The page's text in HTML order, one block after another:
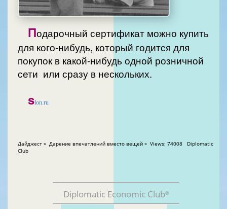
Подарочный сертификат можно купить
для кого-нибудь, который годится для
покупок в какой-нибудь одной розничной
сети или сразу в нескольких.
slon.ru
Дайджест » Дарение впечатлений вместо вещей » Views: 74008 Diplomatic
Club
Diplomatic Economic Club®